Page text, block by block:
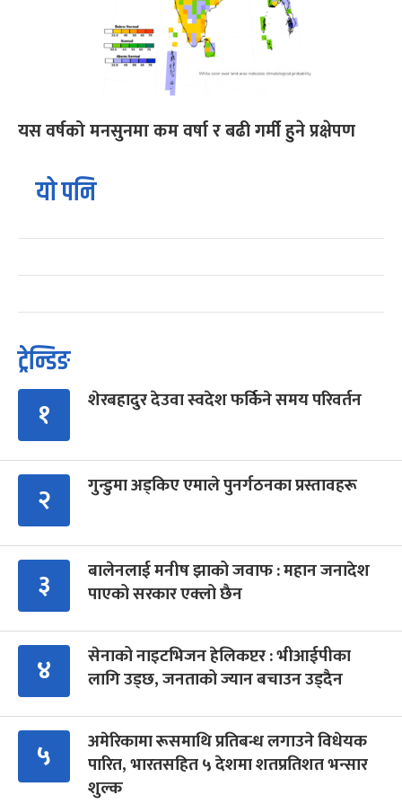
यस वर्षको मनसुनमा कम वर्षा र बढी गर्मी हुने प्रक्षेपण
यो पनि
ट्रेन्डिङ
१ शेरबहादुर देउवा स्वदेश फर्किने समय परिवर्तन
२ गुन्डुमा अड्किए एमाले पुनर्गठनका प्रस्तावहरू
३
बालेनलाई मनीष झाको जवाफ : महान जनादेश
पाएको सरकार एक्लो छैन
४
सेनाको नाइटभिजन हेलिकप्टर : भीआईपीका
लागि उड्छ, जनताको ज्यान बचाउन उड्दैन
५
अमेरिकामा रूसमाथि प्रतिबन्ध लगाउने विधेयक
पारित, भारतसहित ५ देशमा शतप्रतिशत भन्सार
शुल्क